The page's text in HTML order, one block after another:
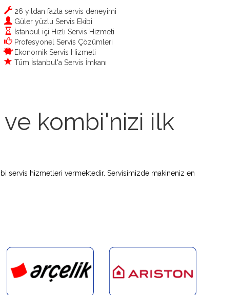
26 yıldan fazla servis deneyimi
Güler yüzlü Servis Ekibi
İstanbul içi Hızlı Servis Hizmeti
Profesyonel Servis Çözümleri
Ekonomik Servis Hizmeti
Tüm İstanbul'a Servis İmkanı
kombi'nizi ilk
servis hizmetleri vermektedir. Servisimizde makineniz en